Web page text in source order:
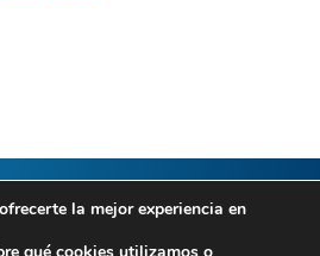
SANZ|Aviso legal|Política de
la mejor experiencia en